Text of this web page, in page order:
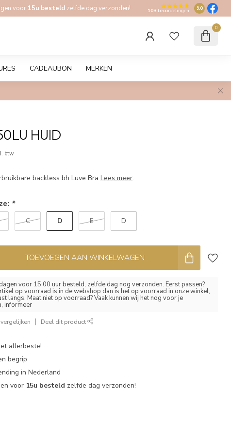
voor 15u besteld zelfde dag verzonden! 103 beoordelingen 9.0
0
CADEAUBON MERKEN
HUID
btw
backless bh Luve BraLees meer.
*
C D E D
TOEVOEGEN AAN WINKELWAGEN
voor 15:00 uur besteld, zelfde dag nog verzonden. Eerst passen?
op voorraad is in de webshop dan is het op voorraad in onze winkel,
langs. Maat niet op voorraad? Vaak kunnen wij het nog voor je
informeer
Deel dit product
allerbeste!
begrip
in Nederland
voor 15u besteld zelfde dag verzonden!